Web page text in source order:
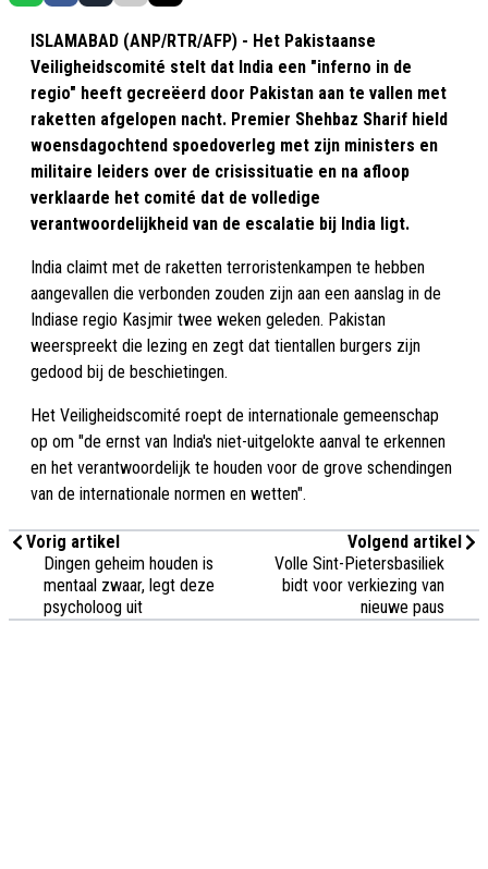
ISLAMABAD (ANP/RTR/AFP) - Het Pakistaanse
Veiligheidscomité stelt dat India een "inferno in de
regio" heeft gecreëerd door Pakistan aan te vallen met
raketten afgelopen nacht. Premier Shehbaz Sharif hield
woensdagochtend spoedoverleg met zijn ministers en
militaire leiders over de crisissituatie en na afloop
verklaarde het comité dat de volledige
verantwoordelijkheid van de escalatie bij India ligt.
India claimt met de raketten terroristenkampen te hebben
aangevallen die verbonden zouden zijn aan een aanslag in de
Indiase regio Kasjmir twee weken geleden. Pakistan
weerspreekt die lezing en zegt dat tientallen burgers zijn
gedood bij de beschietingen.
Het Veiligheidscomité roept de internationale gemeenschap
op om "de ernst van India's niet-uitgelokte aanval te erkennen
en het verantwoordelijk te houden voor de grove schendingen
van de internationale normen en wetten".
Vorig artikel
Dingen geheim houden is
mentaal zwaar, legt deze
psycholoog uit
Volgend artikel
Volle Sint-Pietersbasiliek
bidt voor verkiezing van
nieuwe paus